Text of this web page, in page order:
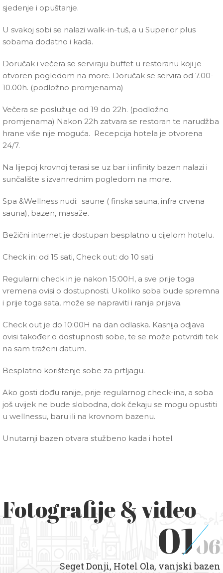
sjedenje i opuštanje.
U svakoj sobi se nalazi walk-in-tuš, a u Superior plus
sobama dodatno i kada.
Doručak i večera se serviraju buffet u restoranu koji je
otvoren pogledom na more. Doručak se servira od 7.00-
10.00h. (podložno promjenama)
Večera se poslužuje od 19 do 22h. (podložno
promjenama) Nakon 22h zatvara se restoran te narudžba
hrane više nije moguća. Recepcija hotela je otvorena
24/7.
Na lijepoj krovnoj terasi se uz bar i infinity bazen nalazi i
sunčalište s izvanrednim pogledom na more.
Spa &Wellness nudi: saune ( finska sauna, infra crvena
sauna), bazen, masaže.
Bežični internet je dostupan besplatno u cijelom hotelu.
Check in: od 15 sati, Check out: do 10 sati
Regularni check in je nakon 15:00H, a sve prije toga
vremena ovisi o dostupnosti. Ukoliko soba bude spremna
i prije toga sata, može se napraviti i ranija prijava.
Check out je do 10:00H na dan odlaska. Kasnija odjava
ovisi također o dostupnosti sobe, te se može potvrditi tek
na sam traženi datum.
Besplatno korištenje sobe za prtljagu.
Ako gosti dođu ranije, prije regularnog check-ina, a soba
još uvijek ne bude slobodna, dok čekaju se mogu opustiti
u wellnessu, baru ili na krovnom bazenu.
Unutarnji bazen otvara stužbeno kada i hotel.
Fotografije & video
0106
Seget Donji, Hotel Ola, vanjski bazen